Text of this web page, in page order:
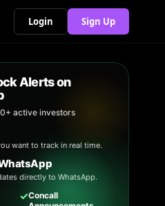
Login Sign Up
Alerts on
active investors
want to track in real time.
directly to WhatsApp.
✓Concall